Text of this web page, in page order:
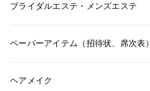
ブライダルエステ・メンズエステ
ペーパーアイテム（招待状、席次表）
ヘアメイク